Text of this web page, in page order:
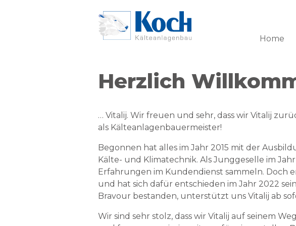
Home
Herzlich
… Vitalij. Wir freuen und sehr, dass wir Vitalij
als Kälteanlagenbauermeister!
Begonnen hat alles im Jahr 2015 mit der
Kälte- und Klimatechnik. Als Junggeselle im
Erfahrungen im Kundendienst sammeln. Doch
und hat sich dafür entschieden im Jahr 2022
Bravour bestanden, unterstützt uns Vitalij ab
Wir sind sehr stolz, dass wir Vitalij auf seinem